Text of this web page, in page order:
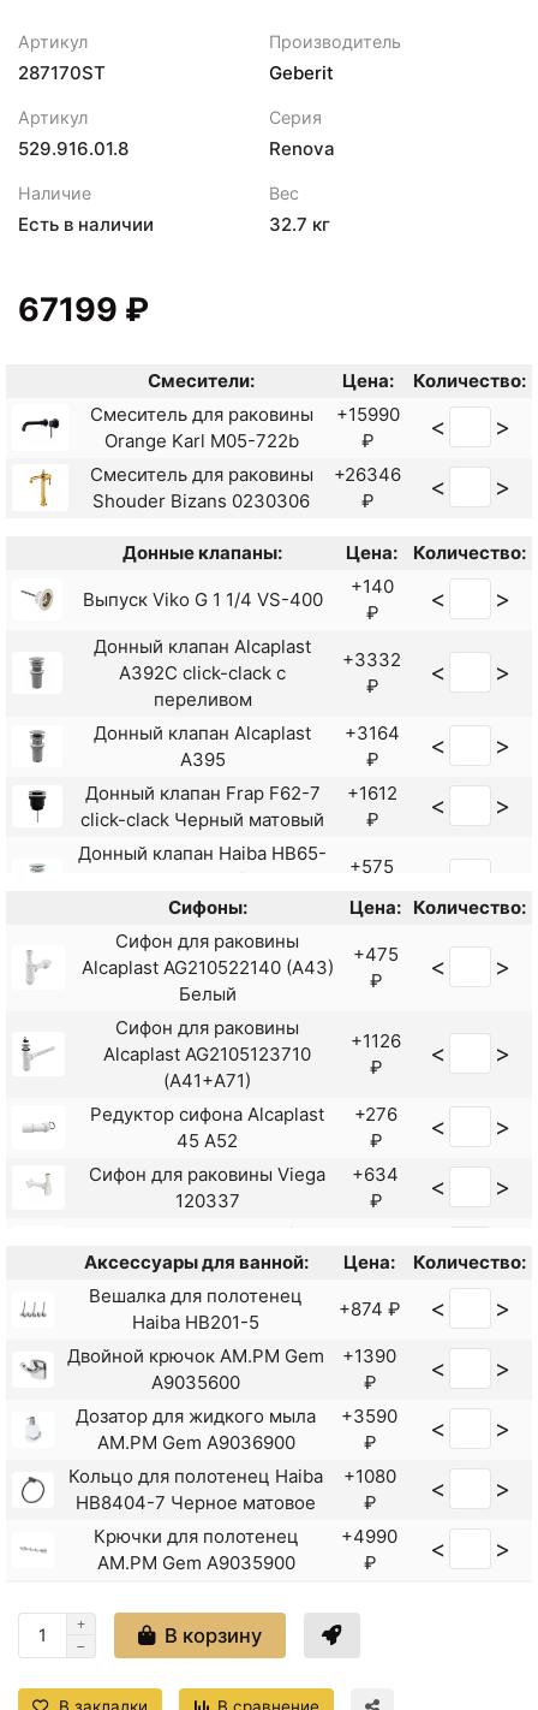
Артикул
287170ST
Производитель
Geberit
Артикул
529.916.01.8
Серия
Renova
Наличие
Есть в наличии
Вес
32.7 кг
67199 ₽
Смесители: Цена:
Количество:
Смеситель для раковины
Orange Karl M05-722b
+15990
₽
< >
Смеситель для раковины
Shouder Bizans 0230306
+26346
₽
< >
Донные клапаны: Цена: Количество:
Выпуск Viko G 1 1/4 VS-400
+140
₽
< >
Донный клапан Alcaplast
A392C click-clack с
переливом
+3332
₽
< >
Донный клапан Alcaplast
A395
+3164
₽
< >
Донный клапан Frap F62-7
click-clack Черный матовый
+1612
₽
< >
Донный клапан Haiba HB65-
3 с переливом click-clack
Хром
+575
Донный клапан Haiba HB65-
4 с переливом click-clack
Хром
+452
₽
< >
Донный клапан Kaiser 8037
click-clack
₽
Донный клапан для
раковины CeramaLux RD011
золото
₽
Сифоны: Цена: Количество:
Сифон для раковины
Alcaplast AG210522140 (A43)
Белый
+475
₽
< >
Сифон для раковины
Alcaplast AG2105123710
(A41+A71)
+1126
₽
< >
Редуктор сифона Alcaplast
45 A52
+276
₽
< >
Сифон для раковины Viega
120337
+634
₽
< >
Сифон для раковины Viega
G5/4 103927 с пробкой
₽
Сифон для раковины Viega
G5/4 108694
₽
< >
Аксессуары для ванной: Цена:
Количество:
Вешалка для полотенец
Haiba HB201-5
+874 ₽ < >
Двойной крючок AM.PM Gem
A9035600
+1390
₽
< >
Дозатор для жидкого мыла
AM.PM Gem A9036900
+3590
₽
< >
Кольцо для полотенец Haiba
HB8404-7 Черное матовое
+1080
₽
< >
Крючки для полотенец
AM.PM Gem A9035900
+4990
₽
< >
Крючок Haiba HB8405-4
+656 ₽
В корзину